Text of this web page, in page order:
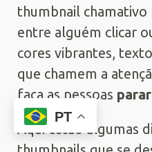
thumbnail chamativo
entre alguém clicar
cores vibrantes,
que chamem a
faça as pessoas
Aqui estão algumas
PT